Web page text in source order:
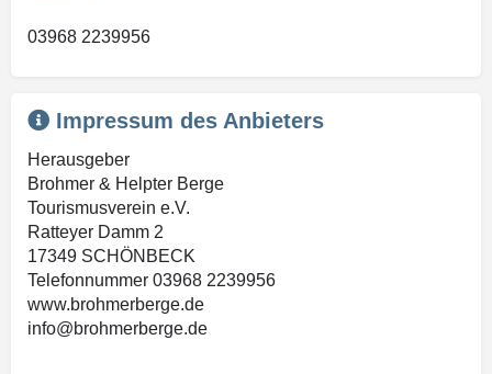
03968 2239956
Impressum des Anbieters
Herausgeber
Brohmer & Helpter Berge
Tourismusverein e.V.
Ratteyer Damm 2
17349 SCHÖNBECK
Telefonnummer 03968 2239956
www.brohmerberge.de
info@brohmerberge.de